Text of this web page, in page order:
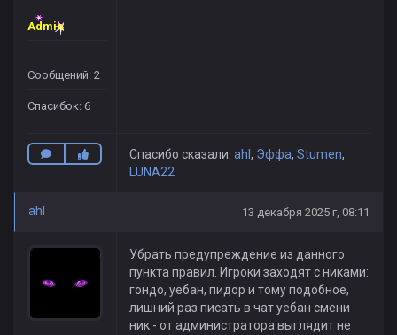
Admin
Сообщений: 2
Спасибок: 6
Спасибо сказали: ahl , Эффа, Stumen,
LUNA22
ahl 13 декабря 2025 г, 08:11
Убрать предупреждение из данного
пункта правил. Игроки заходят с никами:
гондо, уебан, пидор и тому подобное,
лишний раз писать в чат уебан смени
ник - от администратора выглядит не